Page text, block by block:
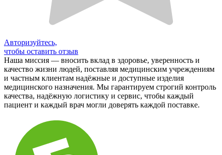
Авторизуйтесь,
чтобы оставить отзыв
Наша миссия — вносить вклад в здоровье, уверенность и
качество жизни людей, поставляя медицинским учреждениям
и частным клиентам надёжные и доступные изделия
медицинского назначения. Мы гарантируем строгий контроль
качества, надёжную логистику и сервис, чтобы каждый
пациент и каждый врач могли доверять каждой поставке.